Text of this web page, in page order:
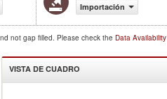
Importación
not gap filled. Please check the Data Availability
VISTA DE CUADRO